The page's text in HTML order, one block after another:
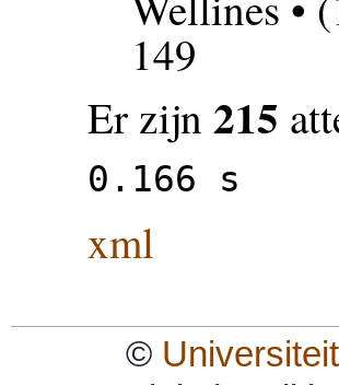
149
Er zijn 215
0.166 s
xml
©